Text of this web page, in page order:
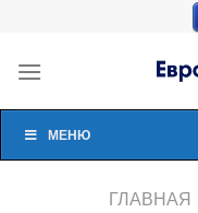
content
МЕНЮ
ГЛАВНАЯ